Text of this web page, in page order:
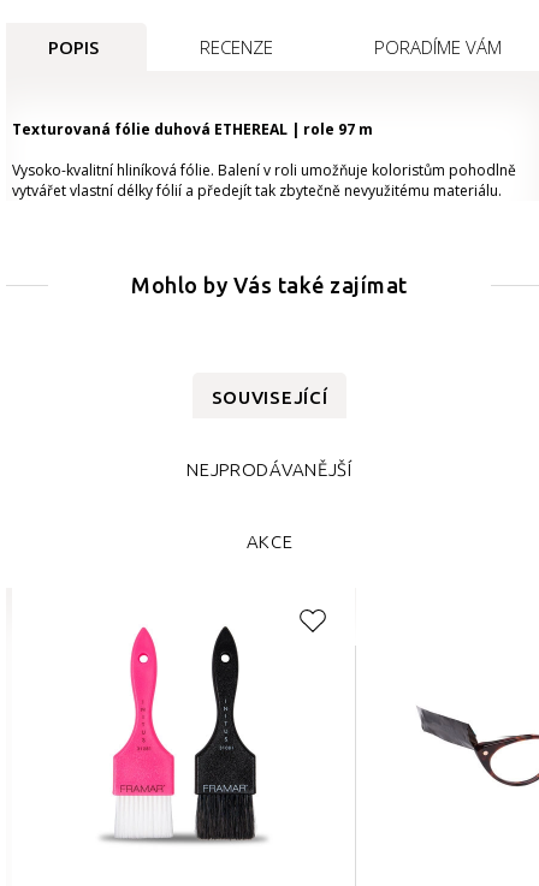
POPIS RECENZE PORADÍME VÁM
Texturovaná fólie duhová ETHEREAL | role 97 m
Vysoko-kvalitní hliníková fólie. Balení v roli umožňuje koloristům pohodlně
vytvářet vlastní délky fólií a předejít tak zbytečně nevyužitému materiálu.
Mohlo by Vás také zajímat
SOUVISEJÍCÍ
NEJPRODÁVANĚJŠÍ
AKCE